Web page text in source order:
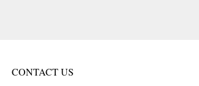
CONTACT US